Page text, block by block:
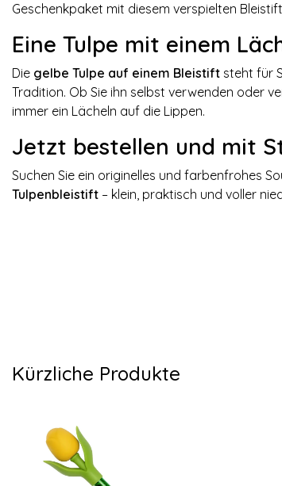
Geschenkpaket mit diesem verspielten
Eine Tulpe mit einem
Die gelbe Tulpe auf einem Bleistift steht für
Tradition. Ob Sie ihn selbst verwenden oder
immer ein Lächeln auf die Lippen.
Jetzt bestellen und mit
Suchen Sie ein originelles und farbenfrohes
Tulpenbleistift – klein, praktisch und voller
Kürzliche Produkte